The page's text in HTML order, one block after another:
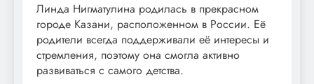
Линда Нигматулина родилась в прекрасном
городе Казани, расположенном в России. Её
родители всегда поддерживали её интересы и
стремления, поэтому она смогла активно
развиваться с самого детства.